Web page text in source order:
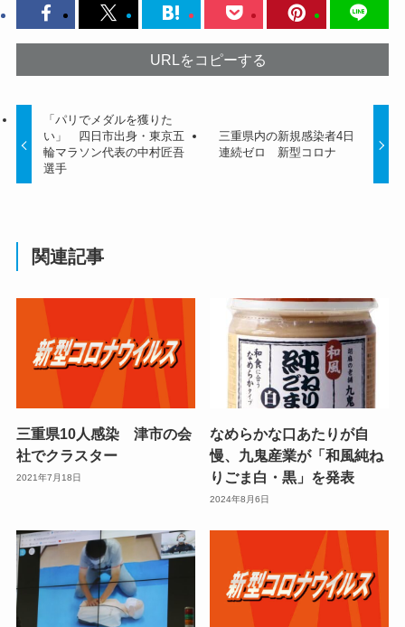
URLをコピーする
「パリでメダルを獲りた
い」 四日市出身・東京五
輪マラソン代表の中村匠吾
選手
三重県内の新規感染者4日
連続ゼロ 新型コロナ
関連記事
三重県10人感染 津市の会
社でクラスター
2021年7月18日
なめらかな口あたりが自
慢、九鬼産業が「和風純ね
りごま白・黒」を発表
2024年8月6日